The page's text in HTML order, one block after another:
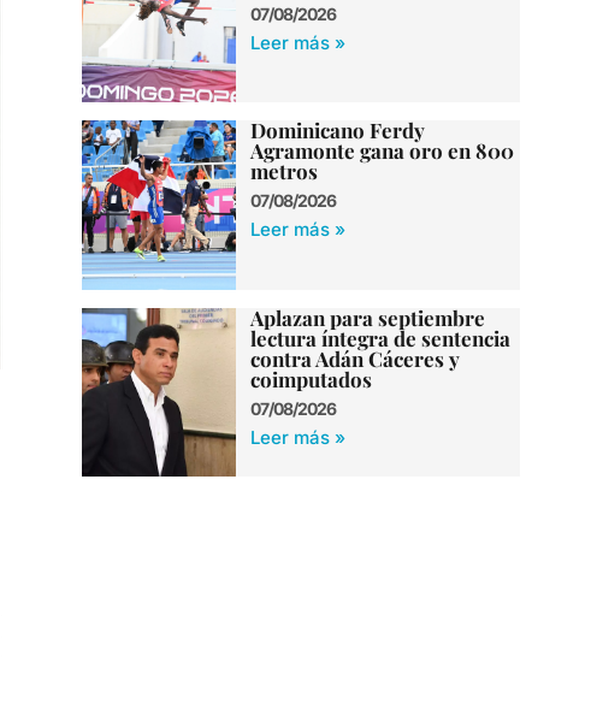
07/08/2026
Leer más »
Dominicano Ferdy
Agramonte gana oro en 800
metros
07/08/2026
Leer más »
Aplazan para septiembre
lectura íntegra de sentencia
contra Adán Cáceres y
coimputados
07/08/2026
Leer más »